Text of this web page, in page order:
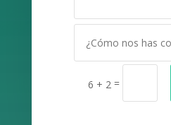
6 + 2 =